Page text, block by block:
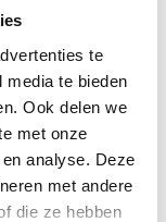
te
te bieden
Ook delen we
met onze
analyse. Deze
met andere
die ze hebben
kans om tot
samen
en
nodig is